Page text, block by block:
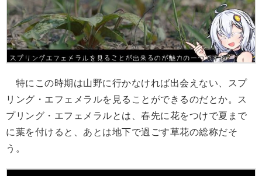
特にこの時期は山野に行かなければ出会えない、スプ
リング・エフェメラルを見ることができるのだとか。ス
プリング・エフェメラルとは、春先に花をつけで夏まで
に葉を付けると、あとは地下で過ごす草花の総称だそ
う。